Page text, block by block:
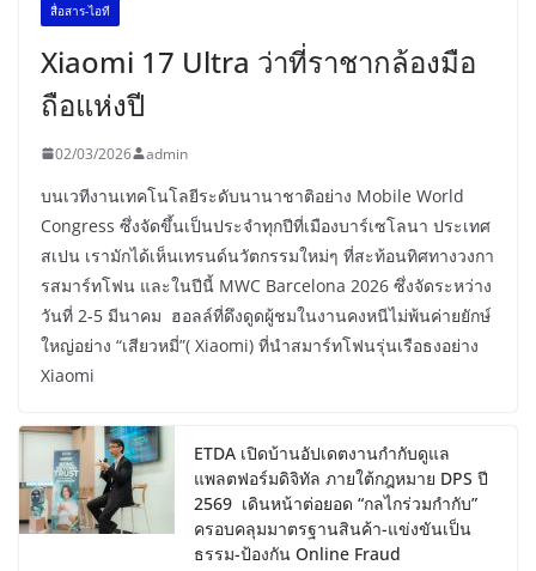
สื่อสาร-ไอที
Xiaomi 17 Ultra ว่าที่ราชากล้องมือ
ถือแห่งปี
02/03/2026 admin
บนเวทีงานเทคโนโลยีระดับนานาชาติอย่าง Mobile World
Congress ซึ่งจัดขึ้นเป็นประจำทุกปีที่เมืองบาร์เซโลนา ประเทศ
สเปน เรามักได้เห็นเทรนด์นวัตกรรมใหม่ๆ ที่สะท้อนทิศทางวงกา
รสมาร์ทโฟน และในปีนี้ MWC Barcelona 2026 ซึ่งจัดระหว่าง
วันที่ 2-5 มีนาคม ฮอลล์ที่ดึงดูดผู้ชมในงานคงหนีไม่พ้นค่ายยักษ์
ใหญ่อย่าง “เสียวหมี่”( Xiaomi) ที่นำสมาร์ทโฟนรุ่นเรือธงอย่าง
Xiaomi
ETDA เปิดบ้านอัปเดตงานกำกับดูแล
แพลตฟอร์มดิจิทัล ภายใต้กฎหมาย DPS ปี
2569 เดินหน้าต่อยอด “กลไกร่วมกำกับ”
ครอบคลุมมาตรฐานสินค้า-แข่งขันเป็น
ธรรม-ป้องกัน Online Fraud